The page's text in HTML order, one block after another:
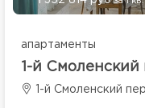
апартаменты
1-й Смоленский
1-й Смоленский